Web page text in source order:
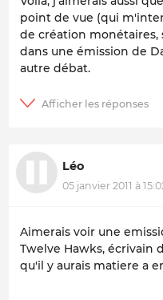
point de vue (qui
de création monétaires,
dans une émission de
autre débat.
Léo
05 janvier 2011 à
Aimerais voir une
Twelve Hawks, écrivain
qu'il y aurais matiere a